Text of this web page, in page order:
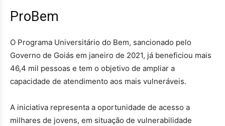
ProBem
O Programa Universitário do Bem, sancionado pelo
Governo de Goiás em janeiro de 2021, já beneficiou mais
46,4 mil pessoas e tem o objetivo de ampliar a
capacidade de atendimento aos mais vulneráveis.
A iniciativa representa a oportunidade de acesso a
milhares de jovens, em situação de vulnerabilidade